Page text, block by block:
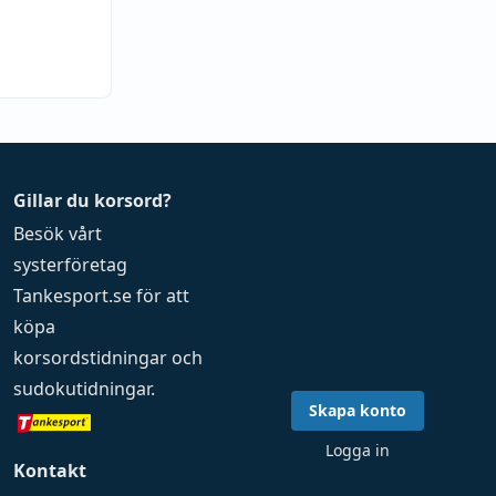
Gillar du korsord?
Besök vårt
systerföretag
Tankesport.seför att
köpa
korsordstidningar och
sudokutidningar.
Kontakt
Skapa konto
Logga in